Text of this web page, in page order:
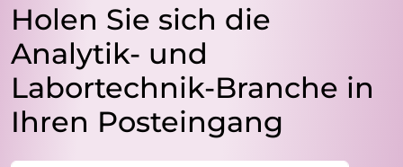
Holen Sie sich die
Analytik- und
Labortechnik-Branche in
Ihren Posteingang